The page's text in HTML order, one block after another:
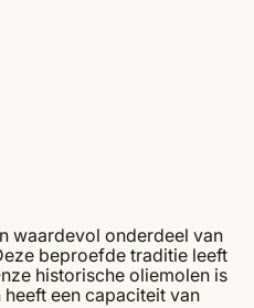
waardevol onderdeel van
beproefde traditie leeft
historische oliemolen is
een capaciteit van